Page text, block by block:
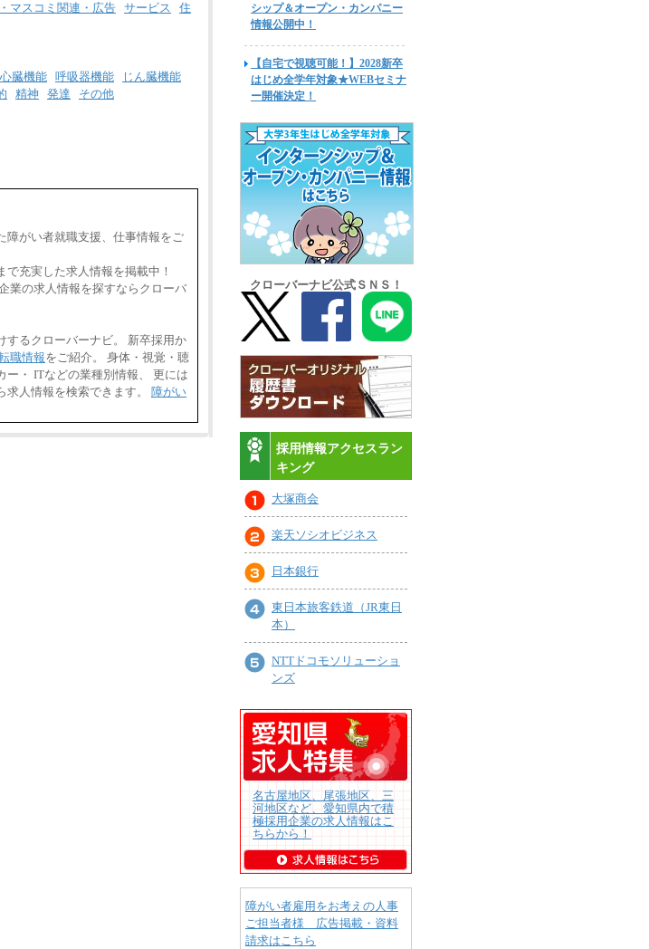
マスコミ関連・広告 サービス
住
心臓機能 呼吸器機能
じん臓機能
精神 発達 その他
障がい者就職支援、仕事情報をご
充実した求人情報を掲載中！
業の求人情報を探すならクローバ
するクローバーナビ。 新卒採用か
職情報をご紹介。 身体・視覚・聴
・ ITなどの業種別情報、 更には
人情報を検索できます。 障がい
シップ＆オープン・カンパニー
情報公開中！
【自宅で視聴可能！】2028新卒
はじめ全学年対象★WEBセミナ
ー開催決定！
クローバーナビ公式ＳＮＳ！
採用情報アクセスラン
キング
大塚商会
楽天ソシオビジネス
日本銀行
東日本旅客鉄道（JR東日
本）
NTTドコモソリューショ
ンズ
名古屋地区、尾張地区、三
河地区など、愛知県内で積
極採用企業の求人情報はこ
ちらから！
障がい者雇用をお考えの人事
ご担当者様 広告掲載・資料
請求はこちら